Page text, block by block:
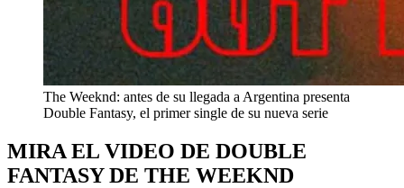
The Weeknd: antes de su llegada a Argentina presenta
Double Fantasy, el primer single de su nueva serie
MIRA EL VIDEO DE DOUBLE
FANTASY DE THE WEEKND